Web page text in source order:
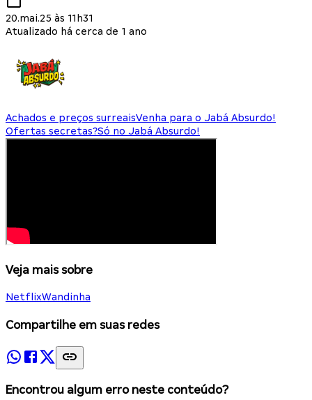
20.mai.25 às 11h31
Atualizado há cerca de 1 ano
Achados e preços surreaisVenha para o Jabá Absurdo!
Ofertas secretas?Só no Jabá Absurdo!
Veja mais sobre
NetflixWandinha
Compartilhe em suas redes
Encontrou algum erro neste conteúdo?